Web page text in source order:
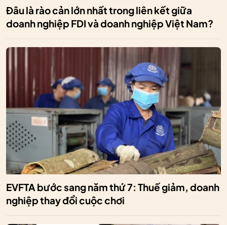
Đâu là rào cản lớn nhất trong liên kết giữa
doanh nghiệp FDI và doanh nghiệp Việt Nam?
EVFTA bước sang năm thứ 7: Thuế giảm, doanh
nghiệp thay đổi cuộc chơi